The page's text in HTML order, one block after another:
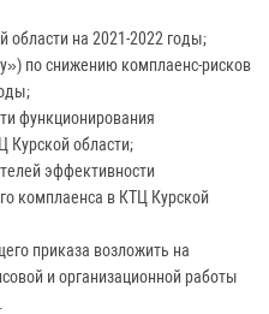
области на 2021-2022 годы;
по снижению комплаенс-рисков
функционирования
Курской области;
эффективности
комплаенса в КТЦ Курской
приказа возложить на
и организационной работы